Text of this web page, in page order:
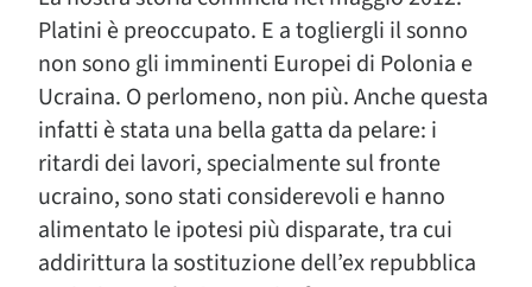
Platini è preoccupato. E a togliergli il sonno
non sono gli imminenti Europei di Polonia e
Ucraina. O perlomeno, non più. Anche questa
infatti è stata una bella gatta da pelare: i
ritardi dei lavori, specialmente sul fronte
ucraino, sono stati considerevoli e hanno
alimentato le ipotesi più disparate, tra cui
addirittura la sostituzione dell’ex repubblica